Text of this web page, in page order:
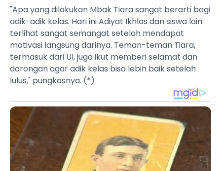
"Apa yang dilakukan Mbak Tiara sangat berarti bagi
adik-adik kelas. Hari ini Adiyat Ikhlas dan siswa lain
terlihat sangat semangat setelah mendapat
motivasi langsung darinya. Teman-teman Tiara,
termasuk dari UI, juga ikut memberi selamat dan
dorongan agar adik kelas bisa lebih baik setelah
lulus," pungkasnya. (*)